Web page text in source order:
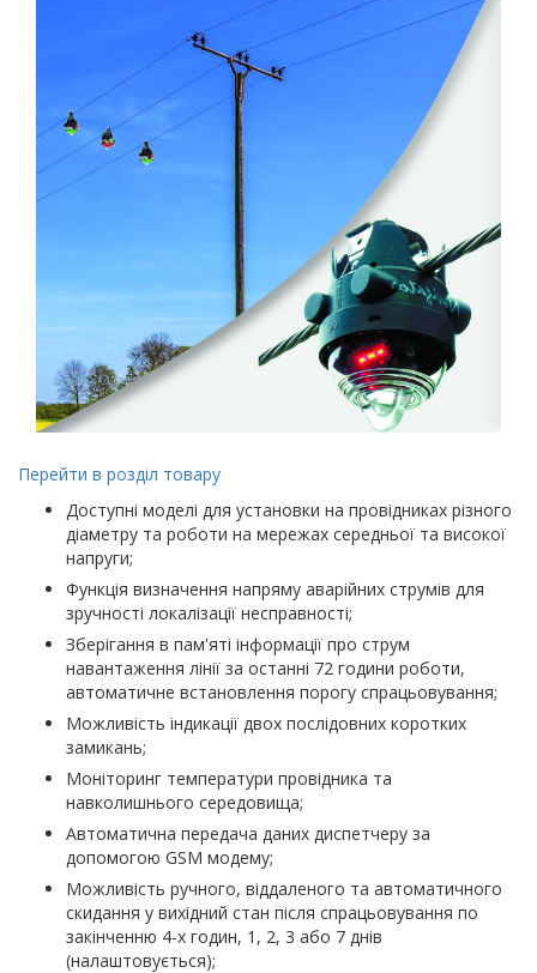
Перейти в розділ товару
Доступні моделі для установки на провідниках різного
діаметру та роботи на мережах середньої та високої
напруги;
Функція визначення напряму аварійних струмів для
зручності локалізації несправності;
Зберігання в пам'яті інформації про струм
навантаження лінії за останні 72 години роботи,
автоматичне встановлення порогу спрацьовування;
Можливість індикації двох послідовних коротких
замикань;
Моніторинг температури провідника та
навколишнього середовища;
Автоматична передача даних диспетчеру за
допомогою GSM модему;
Можливість ручного, віддаленого та автоматичного
скидання у вихідний стан після спрацьовування по
закінченню 4-х годин, 1, 2, 3 або 7 днів
(налаштовується);